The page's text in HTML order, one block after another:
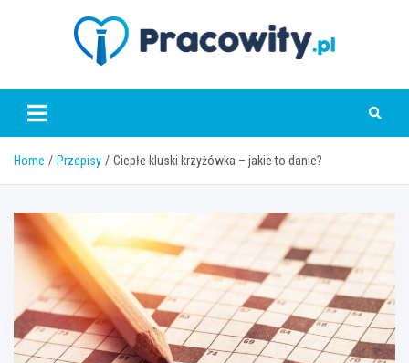
pracowity.pl
Home Przepisy Ciepłe kluski krzyżówka – jakie to danie?